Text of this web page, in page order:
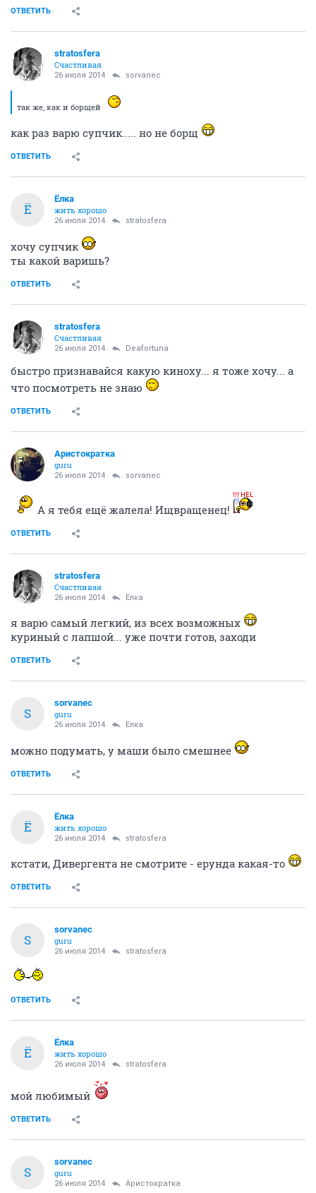
ОТВЕТИТЬ
stratosfera
Счастливая
26 июля 2014 sorvanec
так же, как и борщей
как раз варю супчик..... но не борщ
ОТВЕТИТЬ
Ё
Ёлка
жить хорошо
26 июля 2014 stratosfera
хочу супчик
ты какой варишь?
ОТВЕТИТЬ
stratosfera
Счастливая
26 июля 2014 Deafortuna
быстро признавайся какую киноху... я тоже хочу... а
что посмотреть не знаю
ОТВЕТИТЬ
Аристократка
guru
26 июля 2014 sorvanec
А я тебя ещё жалела! Ищвращенец!
ОТВЕТИТЬ
stratosfera
Счастливая
26 июля 2014 Ёлка
я варю самый легкий, из всех возможных
куриный с лапшой... уже почти готов, заходи
ОТВЕТИТЬ
S
sorvanec
guru
26 июля 2014 Ёлка
можно подумать, у маши было смешнее
ОТВЕТИТЬ
Ё
Ёлка
жить хорошо
26 июля 2014 stratosfera
кстати, Дивергента не смотрите - ерунда какая-то
ОТВЕТИТЬ
S
sorvanec
guru
26 июля 2014 stratosfera
ОТВЕТИТЬ
Ё
Ёлка
жить хорошо
26 июля 2014 stratosfera
мой любимый
ОТВЕТИТЬ
S
sorvanec
guru
26 июля 2014 Аристократка